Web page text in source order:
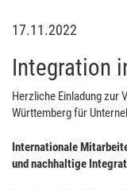
17.11.2022
Integration
Herzliche Einladung zur
Württemberg für
Internationale
und nachhaltige